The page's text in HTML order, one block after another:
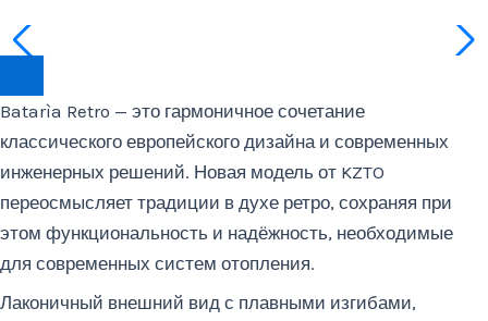
Batarìa Retro — это гармоничное сочетание
классического европейского дизайна и современных
инженерных решений. Новая модель от KZTO
переосмысляет традиции в духе ретро, сохраняя при
этом функциональность и надёжность, необходимые
для современных систем отопления.
Лаконичный внешний вид с плавными изгибами,